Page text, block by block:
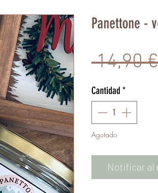
Panettone -
14,90
Cantidad*
Agotado
Notificar al